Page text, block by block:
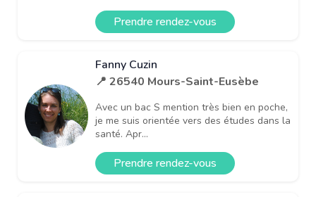
Prendre rendez-vous
Fanny Cuzin
📍 26540 Mours-Saint-Eusèbe
Avec un bac S mention très bien en poche,
je me suis orientée vers des études dans la
santé. Apr...
Prendre rendez-vous